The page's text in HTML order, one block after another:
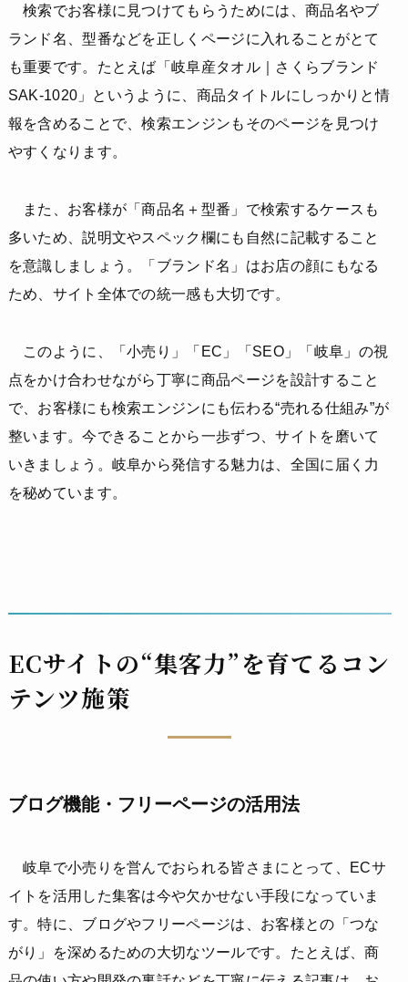
検索でお客様に見つけてもらうためには、商品名やブ
ランド名、型番などを正しくページに入れることがとて
も重要です。たとえば「岐阜産タオル｜さくらブランド
SAK-1020」というように、商品タイトルにしっかりと情
報を含めることで、検索エンジンもそのページを見つけ
やすくなります。
また、お客様が「商品名＋型番」で検索するケースも
多いため、説明文やスペック欄にも自然に記載すること
を意識しましょう。「ブランド名」はお店の顔にもなる
ため、サイト全体での統一感も大切です。
このように、「小売り」「EC」「SEO」「岐阜」の視
点をかけ合わせながら丁寧に商品ページを設計すること
で、お客様にも検索エンジンにも伝わる“売れる仕組み”が
整います。今できることから一歩ずつ、サイトを磨いて
いきましょう。岐阜から発信する魅力は、全国に届く力
を秘めています。
ECサイトの“集客力”を育てるコン
テンツ施策
ブログ機能・フリーページの活用法
岐阜で小売りを営んでおられる皆さまにとって、ECサ
イトを活用した集客は今や欠かせない手段になっていま
す。特に、ブログやフリーページは、お客様との「つな
がり」を深めるための大切なツールです。たとえば、商